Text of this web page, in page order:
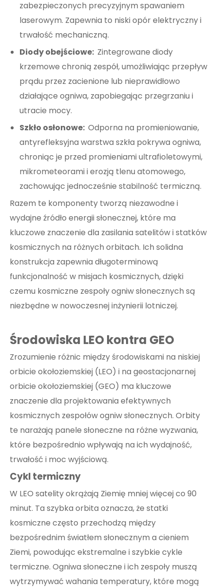
zabezpieczonych precyzyjnym spawaniem
laserowym. Zapewnia to niski opór elektryczny i
trwałość mechaniczną.
Diody obejściowe: Zintegrowane diody
krzemowe chronią zespół, umożliwiając przepływ
prądu przez zacienione lub nieprawidłowo
działające ogniwa, zapobiegając przegrzaniu i
utracie mocy.
Szkło osłonowe: Odporna na promieniowanie,
antyrefleksyjna warstwa szkła pokrywa ogniwa,
chroniąc je przed promieniami ultrafioletowymi,
mikrometeorami i erozją tlenu atomowego,
zachowując jednocześnie stabilność termiczną.
Razem te komponenty tworzą niezawodne i
wydajne źródło energii słonecznej, które ma
kluczowe znaczenie dla zasilania satelitów i statków
kosmicznych na różnych orbitach. Ich solidna
konstrukcja zapewnia długoterminową
funkcjonalność w misjach kosmicznych, dzięki
czemu kosmiczne zespoły ogniw słonecznych są
niezbędne w nowoczesnej inżynierii lotniczej.
Środowiska LEO kontra GEO
Zrozumienie różnic między środowiskami na niskiej
orbicie okołoziemskiej (LEO) i na geostacjonarnej
orbicie okołoziemskiej (GEO) ma kluczowe
znaczenie dla projektowania efektywnych
kosmicznych zespołów ogniw słonecznych. Orbity
te narażają panele słoneczne na różne wyzwania,
które bezpośrednio wpływają na ich wydajność,
trwałość i moc wyjściową.
Cykl termiczny
W LEO satelity okrążają Ziemię mniej więcej co 90
minut. Ta szybka orbita oznacza, że ​​statki
kosmiczne często przechodzą między
bezpośrednim światłem słonecznym a cieniem
Ziemi, powodując ekstremalne i szybkie cykle
termiczne. Ogniwa słoneczne i ich zespoły muszą
wytrzymywać wahania temperatury, które mogą